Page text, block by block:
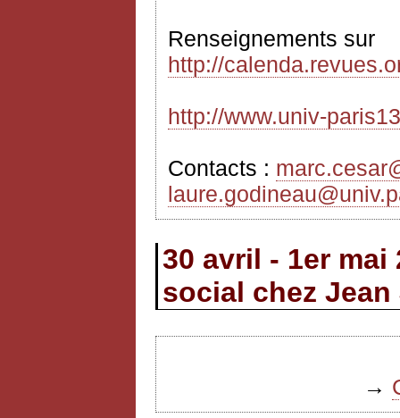
Renseignements sur
http://
http://www.univ-
Contacts :
30 avril - 1er
social chez Jean
→